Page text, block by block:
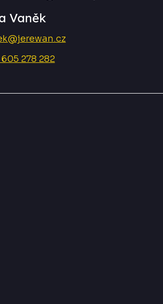
Vaněk
278 282